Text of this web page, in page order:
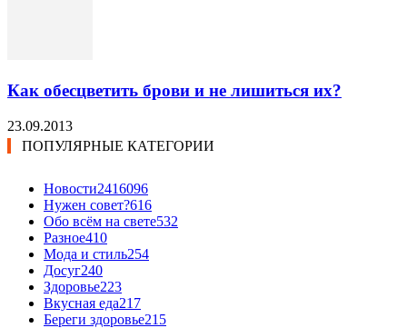
Как обесцветить брови и не лишиться их?
23.09.2013
ПОПУЛЯРНЫЕ КАТЕГОРИИ
Новости2416096
Нужен совет?616
Обо всём на свете532
Разное410
Мода и стиль254
Досуг240
Здоровье223
Вкусная еда217
Береги здоровье215